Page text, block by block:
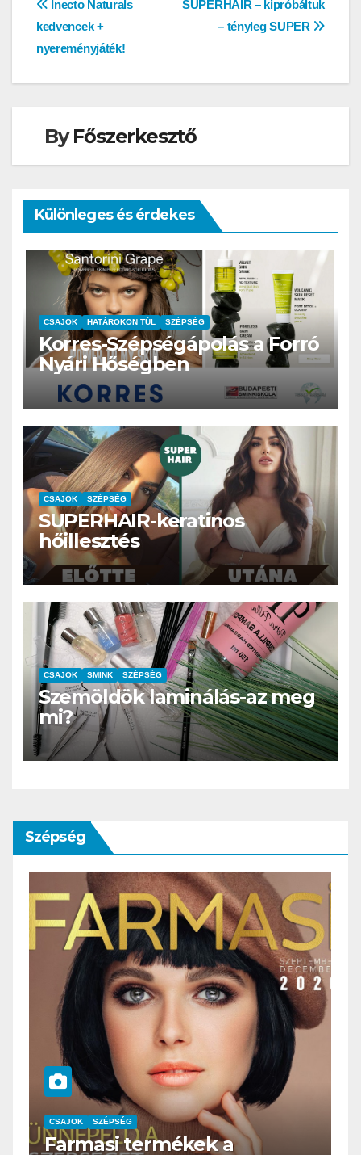
Bejegyzés
navigáció
SUPERHAIR – kipróbáltuk
– tényleg SUPER
Inecto Naturals
kedvencek +
nyereményjáték!
ByFőszerkesztő
Különleges és érdekes
CSAJOK HATÁROKON TÚL SZÉPSÉG
Korres-Szépségápolás a Forró
Nyári Hőségben
CSAJOK SZÉPSÉG
SUPERHAIR-keratinos
hőillesztés
CSAJOK SMINK SZÉPSÉG
Szemöldök laminálás-az meg
mi?
Szépség
CSAJOK SZÉPSÉG